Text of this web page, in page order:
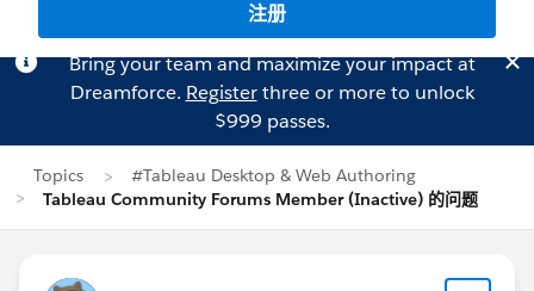
注册
Bring your team and maximize your impact at
Dreamforce. Registerthree or more to unlock
$999 passes.
Topics
#Tableau Desktop & Web Authoring
Tableau Community Forums Member (Inactive) 的问题